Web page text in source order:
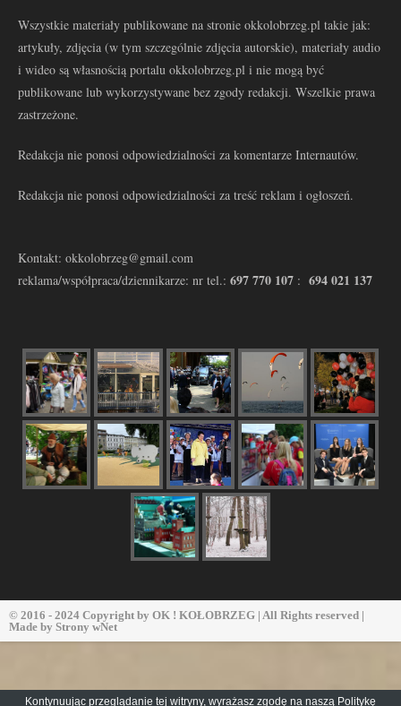
Wszystkie materiały publikowane na stronie okkolobrzeg.pl takie jak:
artykuły, zdjęcia (w tym szczególnie zdjęcia autorskie), materiały audio
i wideo są własnością portalu okkolobrzeg.pl i nie mogą być
publikowane lub wykorzystywane bez zgody redakcji. Wszelkie prawa
zastrzeżone.
Redakcja nie ponosi odpowiedzialności za komentarze Internautów.
Redakcja nie ponosi odpowiedzialności za treść reklam i ogłoszeń.
Kontakt: okkolobrzeg@gmail.com
reklama/współpraca/dziennikarze: nr tel.: 697 770 107 : 694 021 137
© 2016 - 2024 Copyright by OK ! KOŁOBRZEG | All Rights reserved |
Made by Strony wNet
Kontynuując przeglądanie tej witryny, wyrażasz zgodę na naszą Politykę